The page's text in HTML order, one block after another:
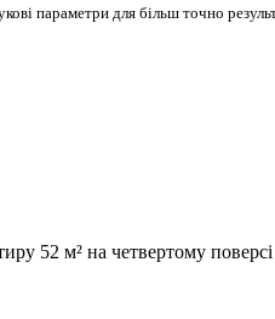
параметри для більш точно
52 м² на четвертому